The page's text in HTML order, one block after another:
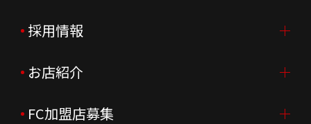
ご挨拶
会社概要
会社沿革
IR情報TOP
ニュースリリース
月次売上
採用情報
採用情報TOP
新卒採用
お店紹介
店舗を探す・予約する
FC加盟店募集